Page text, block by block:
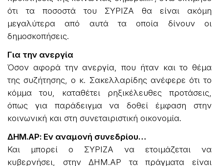
ότι τα ποσοστά του ΣΥΡΙΖΑ θα είναι ακόμη
μεγαλύτερα από αυτά τα οποία δίνουν οι
δημοσκοπήσεις.
Για την ανεργία
Όσον αφορά την ανεργία, που ήταν και το θέμα
της συζήτησης, ο κ. Σακελλαρίδης ανέφερε ότι το
κόμμα του, καταθέτει ρηξικέλευθες προτάσεις,
όπως για παράδειγμα να δοθεί έμφαση στην
κοινωνική και στη συνεταιριστική οικονομία.
ΔΗΜ.ΑΡ: Εν αναμονή συνεδρίου…
Και μπορεί ο ΣΥΡΙΖΑ να ετοιμάζεται να
κυβερνήσει, στην ΔΗΜ.ΑΡ τα πράγματα είναι